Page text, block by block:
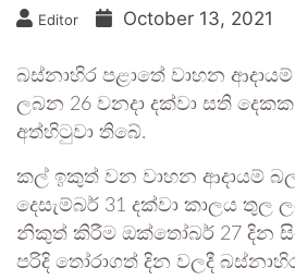
Editor October 13, 2021
බස්නාහිර පළාතේ වාහන
ලබන 26 වනදා දක්වා සති
අත්හිටුවා තිබේ.
කල් ඉකුත් වන වාහන ආදායම්
දෙසැම්බර් 31 දක්වා කාලය තුල
නිකුත් කිරීම ඔක්තෝබර් 27 දින
පරිදි තෝරාගත් දින වලදී